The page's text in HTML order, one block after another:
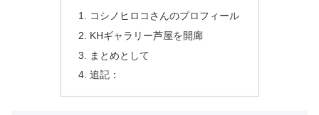
コシノヒロコさんのプロフィール
KHギャラリー芦屋を開廊
まとめとして
追記：